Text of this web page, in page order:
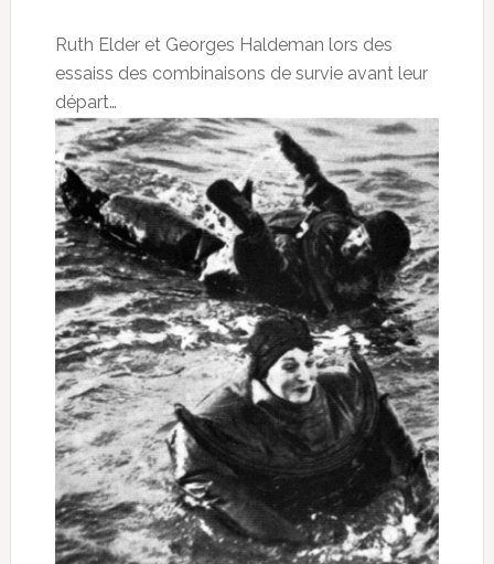
Ruth Elder et Georges Haldeman lors des
essaiss des combinaisons de survie avant leur
départ…